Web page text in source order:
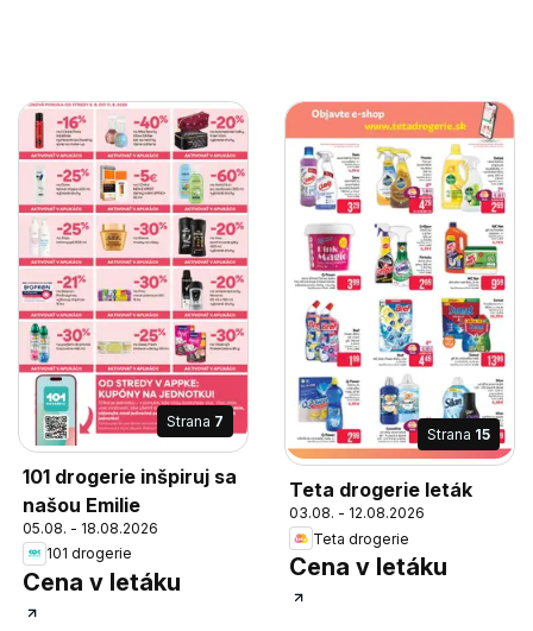
Strana 7
101 drogerie inšpiruj sa
našou Emilie
05.08. - 18.08.2026
101 drogerie
Cena v letáku
Strana 15
Teta drogerie leták
03.08. - 12.08.2026
Teta drogerie
Cena v letáku